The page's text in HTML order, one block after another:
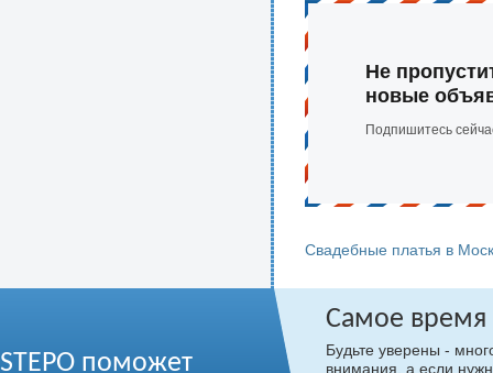
Не
новые
Подпишитесь
Свадебные платья в
STEPO поможет
Самое время
Будьте уверены -
внимания, а если